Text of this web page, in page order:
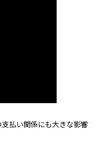
払い関係にも大きな影響